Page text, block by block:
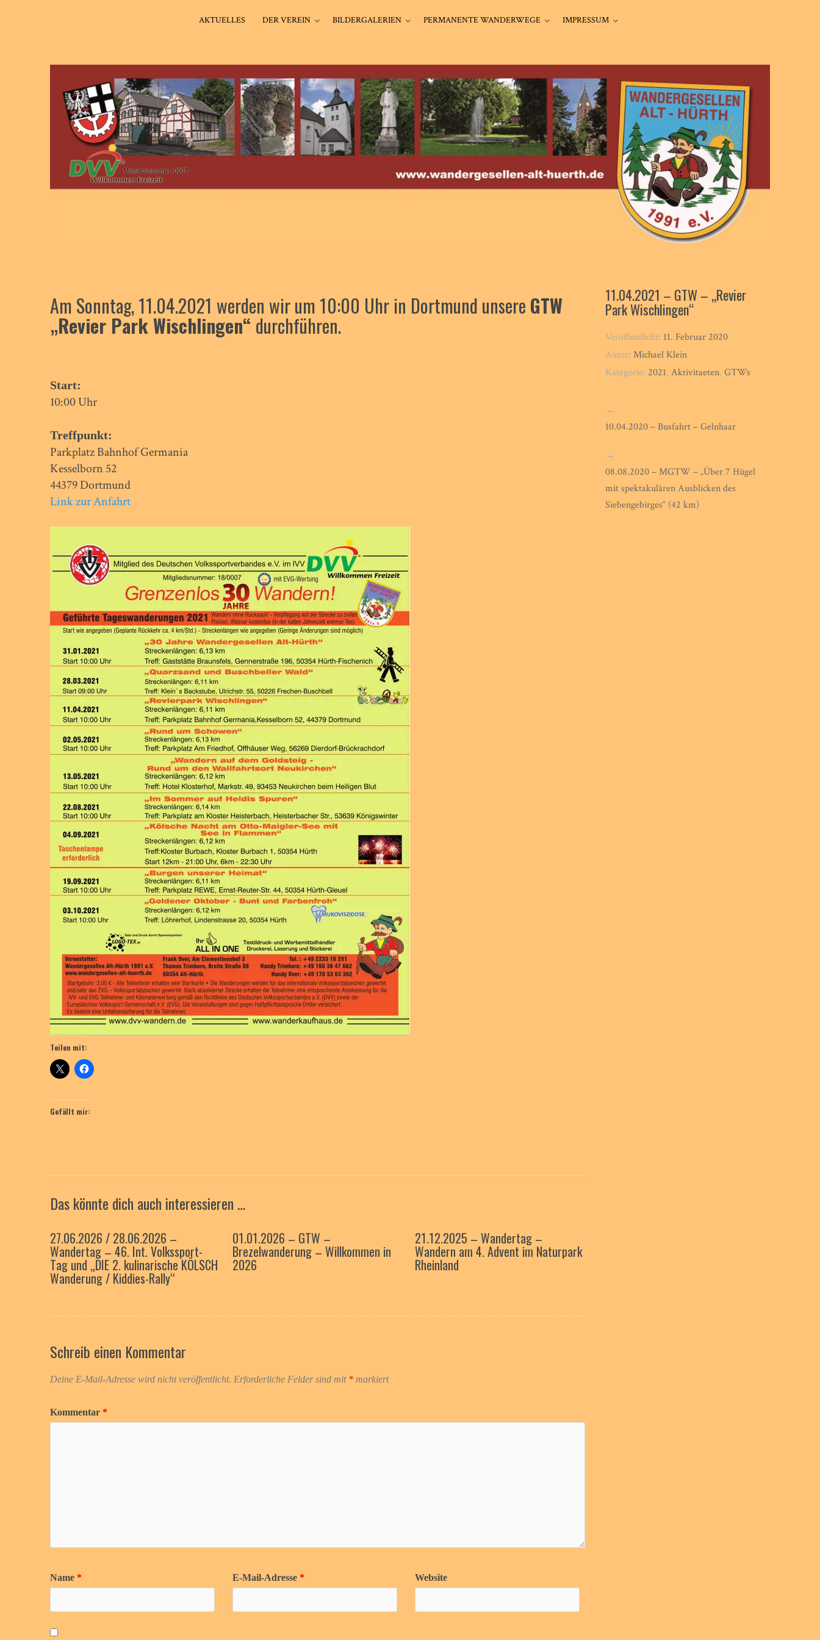
AKTUELLES DER VEREIN BILDERGALERIEN PERMANENTE WANDERWEGE IMPRESSUM
Am Sonntag, 11.04.2021 werden wir um 10:00 Uhr in Dortmund unsere GTW
„Revier Park Wischlingen“ durchführen.
Start:
10:00 Uhr
Treffpunkt:
Parkplatz Bahnhof Germania
Kesselborn 52
44379 Dortmund
Link zur Anfahrt
Teilen mit:
Gefällt mir:
Das könnte dich auch interessieren …
27.06.2026 / 28.06.2026 –
Wandertag – 46. Int. Volkssport-
Tag und „DIE 2. kulinarische KÖLSCH
Wanderung / Kiddies-Rally“
01.01.2026 – GTW –
Brezelwanderung – Willkommen in
2026
21.12.2025 – Wandertag –
Wandern am 4. Advent im Naturpark
Rheinland
Schreib einen Kommentar
Deine E-Mail-Adresse wird nicht veröffentlicht. Erforderliche Felder sind mit * markiert
Kommentar *
Name * E-Mail-Adresse * Website
11.04.2021 – GTW – „Revier
Park Wischlingen“
Veröffentlicht: 11. Februar 2020
Autor:Michael Klein
Kategorie: 2021,Aktivitaeten,GTWs
←
10.04.2020 – Busfahrt – Gelnhaar
→
08.08.2020 – MGTW – „Über 7 Hügel
mit spektakulären Ausblicken des
Siebengebirges“ (42 km)